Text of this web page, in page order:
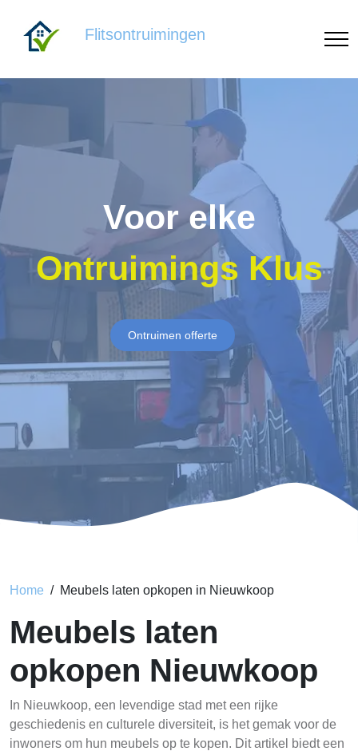
Flitsontruimingen
Voor elke
Ontruimings Klus
Ontruimen offerte
Home Meubels laten opkopen in Nieuwkoop
Meubels laten
opkopen Nieuwkoop
In Nieuwkoop, een levendige stad met een rijke
geschiedenis en culturele diversiteit, is het gemak voor de
inwoners om hun meubels op te kopen. Dit artikel biedt een